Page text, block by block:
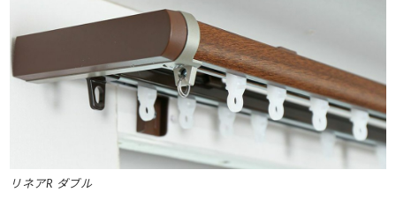
リネアR ダブル